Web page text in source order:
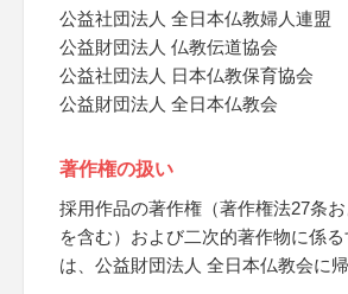
公益社団法人 全日本仏教婦人連盟
公益財団法人 仏教伝道協会
公益社団法人 日本仏教保育協会
公益財団法人 全日本仏教会
著作権の扱い
採用作品の著作権（著作権法27条お
を含む）および二次的著作物に係る
は、公益財団法人 全日本仏教会に